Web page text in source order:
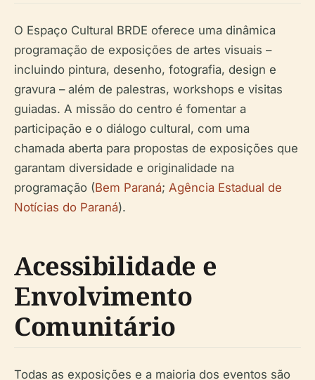
O Espaço Cultural BRDE oferece uma dinâmica
programação de exposições de artes visuais –
incluindo pintura, desenho, fotografia, design e
gravura – além de palestras, workshops e visitas
guiadas. A missão do centro é fomentar a
participação e o diálogo cultural, com uma
chamada aberta para propostas de exposições que
garantam diversidade e originalidade na
programação (Bem Paraná; Agência Estadual de
Notícias do Paraná).
Acessibilidade e
Envolvimento
Comunitário
Todas as exposições e a maioria dos eventos são